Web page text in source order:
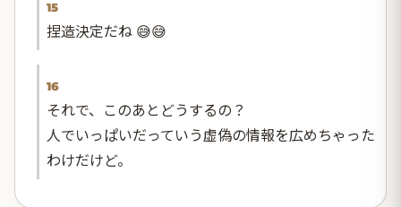
15
捏造決定だね 😅😅
16
それで、このあとどうするの？
人でいっぱいだっていう虚偽の情報を広めちゃった
わけだけど。